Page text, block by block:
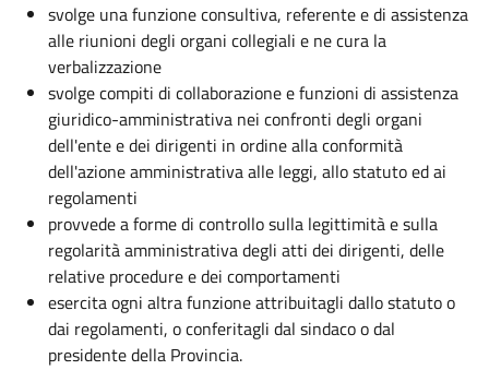
svolge una funzione consultiva, referente e di assistenza
alle riunioni degli organi collegiali e ne cura la
verbalizzazione
svolge compiti di collaborazione e funzioni di assistenza
giuridico-amministrativa nei confronti degli organi
dell'ente e dei dirigenti in ordine alla conformità
dell'azione amministrativa alle leggi, allo statuto ed ai
regolamenti
provvede a forme di controllo sulla legittimità e sulla
regolarità amministrativa degli atti dei dirigenti, delle
relative procedure e dei comportamenti
esercita ogni altra funzione attribuitagli dallo statuto o
dai regolamenti, o conferitagli dal sindaco o dal
presidente della Provincia.